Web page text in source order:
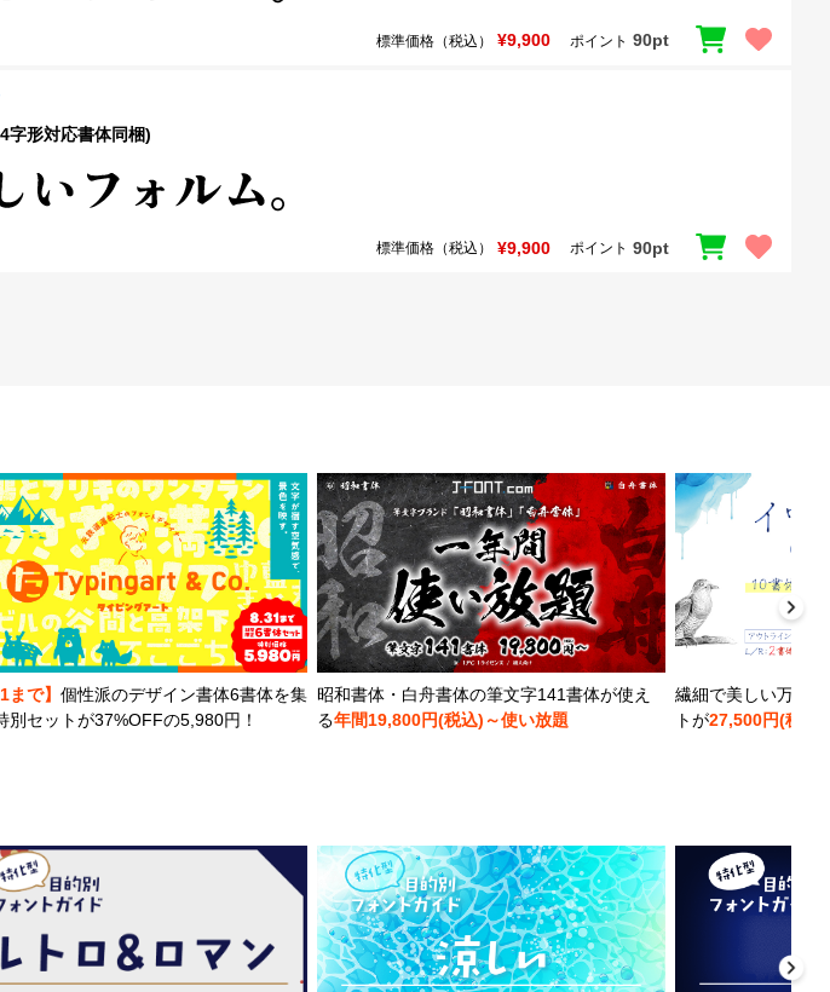
標準価格（税込） ¥9,900 ポイント 90pt
字形対応書体同梱)
標準価格（税込） ¥9,900 ポイント 90pt
まで】 個性派のデザイン書体6書体を集
別セットが37%OFFの5,980円！
昭和書体・白舟書体の筆文字141書体が使え
る年間19,800円(税込)～使い放題
繊細で美しい万年
トが27,500円(税込)